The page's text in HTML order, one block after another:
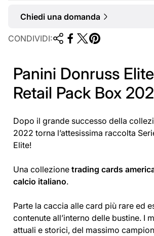
Chiedi una domanda
CONDIVIDI:
Panini Donruss
Retail Pack Box
Dopo il grande successo della
2022 torna l’attesissima raccolta
Elite!
Una collezione trading cards
calcio italiano.
Parte la caccia alle card più rare ed
contenute all’interno delle bustine. I
attuali e storici, del massimo